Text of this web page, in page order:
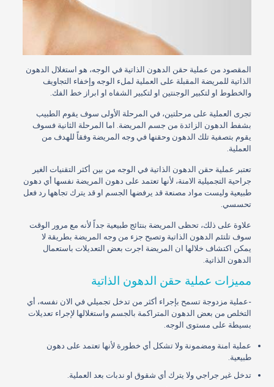
المقصود من عملية حقن الدهون الذاتية في الوجه، هو استغلال الدهون
الذاتية للمريضة المقبلة على العملية لملء الوجه وإخفاء التجاويف
والخطوط او لتكبير الوجنتين او لتكبير الشفاه او ابراز خط الفك.
تجرى العملية على مرحلتين، في المرحلة الأولى سوف يقوم الطبيب
بشفط الدهون الزائدة من جسم المريضة. اما المرحلة الثانية فسوف
يقوم بتصفية تلك الدهون وحقنها في وجه المريضة وفقاً للهدف من
العملية.
تعتبر عملية حقن الدهون الذاتية في الوجه من بين أكثر التقنيات الغير
جراحية التجميلية الامنة، لأنها تعتمد على دهون المريضة نفسها أي دهون
طبيعية وليست مواد مصنعة قد يرفضها الجسم او قد يترك تجاهها رد فعل
تحسسي.
علاوة على ذلك، تحظى المريضة بنتائج طبيعية جداً لأنه مع مرور الوقت
سوف تلتئم الدهون الذاتية وتصبح جزء من وجه المريضة بطريقة لا
يمكن اكتشاف خلالها ان المريضة اجرت بعض التعديلات باستعمال
الدهون الذاتية.
مميزات عملية حقن الدهون الذاتية
-عملية مزدوجة تسمح بإجراء أكثر من تدخل تجميلي في الان نفسه، أي
التخلص من بعض الدهون المتراكمة بالجسم واستغلالها لإجراء تعديلات
بسيطة على مستوى الوجه.
عملية امنة ومضمونة ولا تشكل أي خطورة لأنها تعتمد على دهون
طبيعية.
تدخل غير جراجي ولا يترك أي شقوق او ندبات بعد العملية.